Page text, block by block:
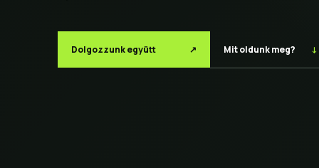
Dolgozzunk együtt ↗ Mit oldunk meg? ↓